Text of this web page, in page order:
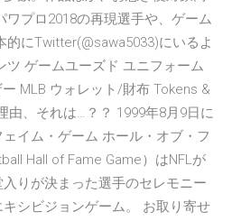
プロ2018の再現選手や、ゲーム
にTwitter(@sawa5033)にいるよ
ツ ゲームユーズド ユニフォーム
MLB ウォレット/財布 Tokens &
由、それは…？？ 1999年8月9日に
イム・ゲーム ホール・オブ・フ
Hall of Fame Game）はNFLが
りが決まった選手のセレモニー
シビジョンゲーム。 お取り寄せ